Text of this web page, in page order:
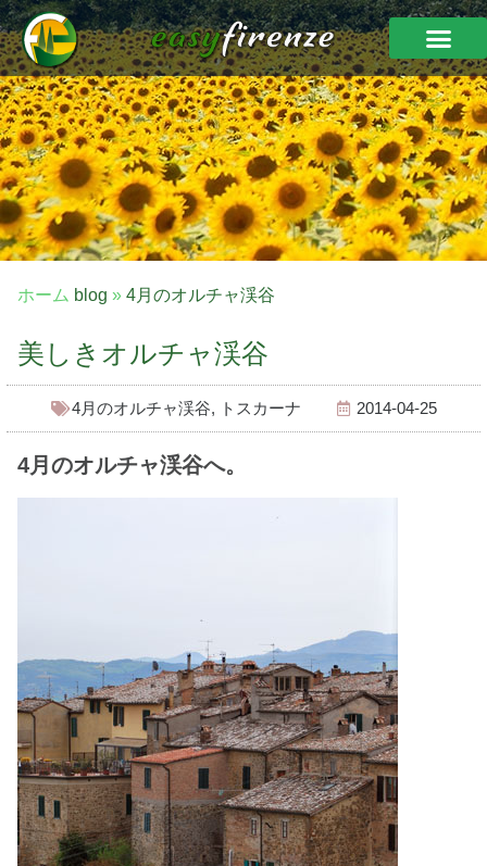
ホーム blog » 4月のオルチャ渓谷
美しきオルチャ渓谷
4月のオルチャ渓谷, トスカーナ 2014-04-25
4月のオルチャ渓谷へ。